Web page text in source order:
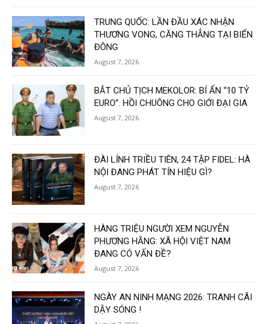
TRUNG QUỐC: LẦN ĐẦU XÁC NHẬN
THƯƠNG VONG, CĂNG THẲNG TẠI BIỂN
ĐÔNG
August 7, 2026
BẮT CHỦ TỊCH MEKOLOR: BÍ ẨN “10 TỶ
EURO”. HỒI CHUÔNG CHO GIỚI ĐẠI GIA
August 7, 2026
ĐÀI LÍNH TRIỀU TIÊN, 24 TẬP FIDEL: HÀ
NỘI ĐANG PHÁT TÍN HIỆU GÌ?
August 7, 2026
HÀNG TRIỆU NGƯỜI XEM NGUYỄN
PHƯƠNG HẰNG: XÃ HỘI VIỆT NAM
ĐANG CÓ VẤN ĐỀ?
August 7, 2026
NGÀY AN NINH MẠNG 2026: TRANH CÃI
DẬY SÓNG !